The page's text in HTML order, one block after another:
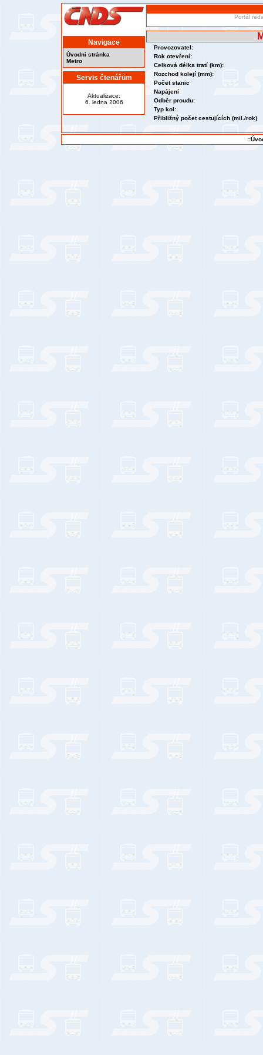
Navigace
Úvodní stránka
Metro
Servis čtenářům
Aktualizace:
6. ledna 2006
Portál
Provozovatel:
Rok otevření:
Celková délka tratí (km):
Rozchod kolejí (mm):
Počet stanic
Napájení
Odběr proudu:
Typ kol:
Přibližný počet cestujících (mil./rok)